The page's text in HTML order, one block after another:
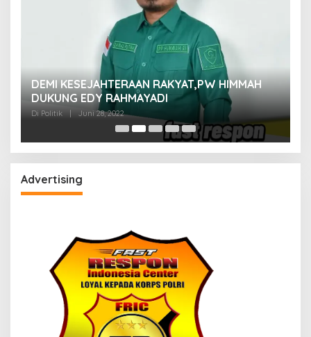
DEMI KESEJAHTERAAN RAKYAT,PW HIMMAH
DUKUNG EDY RAHMAYADI
Di Politik | Juni 28, 2022
Advertising